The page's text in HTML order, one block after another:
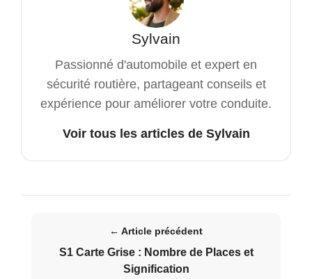
Sylvain
Passionné d'automobile et expert en
sécurité routière, partageant conseils et
expérience pour améliorer votre conduite.
Voir tous les articles de Sylvain
← Article précédent
S1 Carte Grise : Nombre de Places et
Signification